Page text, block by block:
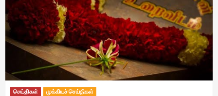
செய்திகள் முக்கியச் செய்திகள்